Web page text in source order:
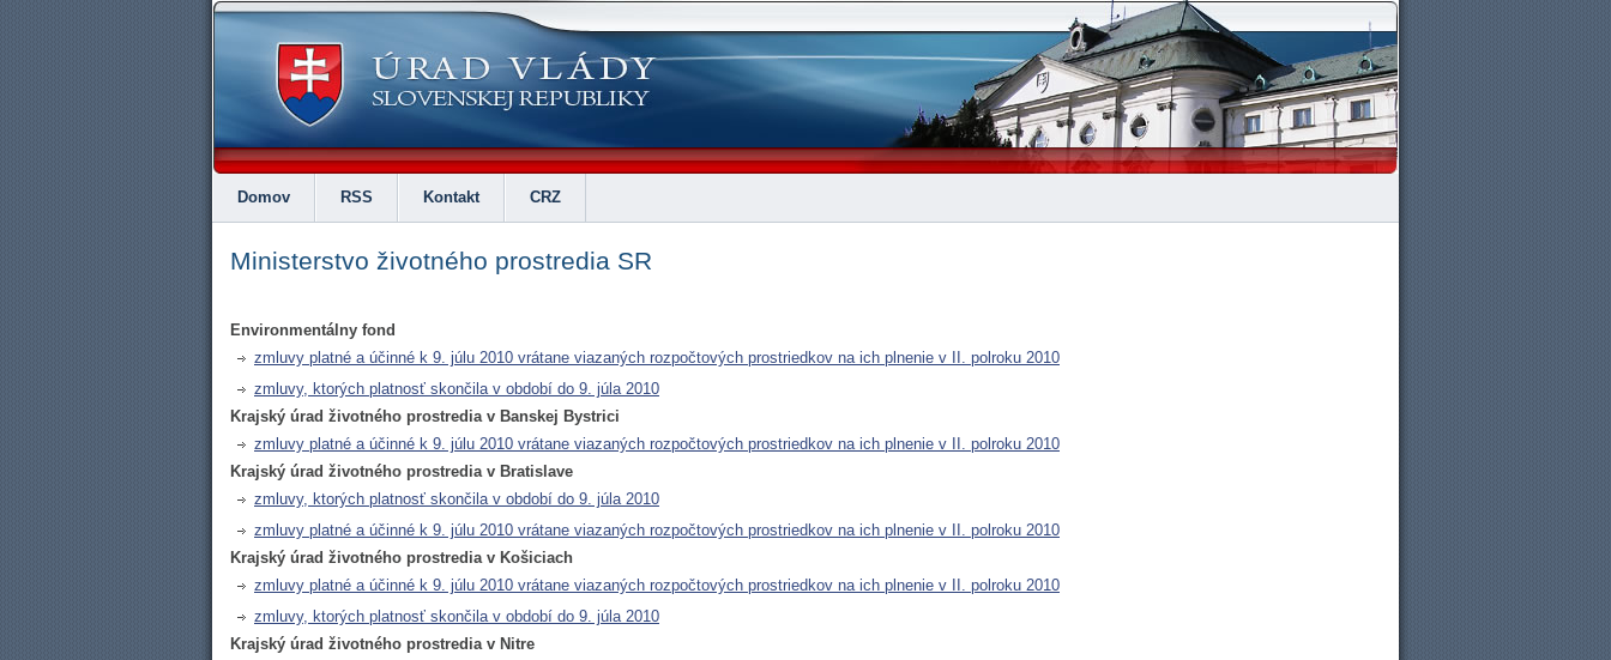
Domov RSS Kontakt CRZ
Ministerstvo životného prostredia SR
Environmentálny fond
zmluvy platné a účinné k 9. júlu 2010 vrátane viazaných rozpočtových prostriedkov na ich plnenie v II. polroku 2010
zmluvy, ktorých platnosť skončila v období do 9. júla 2010
Krajský úrad životného prostredia v Banskej Bystrici
zmluvy platné a účinné k 9. júlu 2010 vrátane viazaných rozpočtových prostriedkov na ich plnenie v II. polroku 2010
Krajský úrad životného prostredia v Bratislave
zmluvy, ktorých platnosť skončila v období do 9. júla 2010
zmluvy platné a účinné k 9. júlu 2010 vrátane viazaných rozpočtových prostriedkov na ich plnenie v II. polroku 2010
Krajský úrad životného prostredia v Košiciach
zmluvy platné a účinné k 9. júlu 2010 vrátane viazaných rozpočtových prostriedkov na ich plnenie v II. polroku 2010
zmluvy, ktorých platnosť skončila v období do 9. júla 2010
Krajský úrad životného prostredia v Nitre